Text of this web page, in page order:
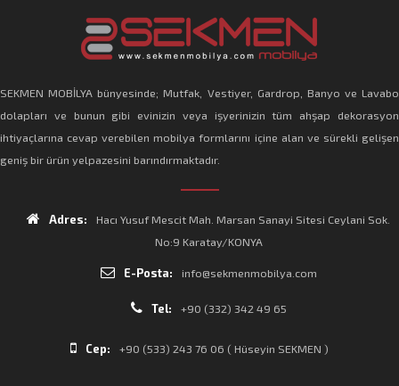
SEKMEN MOBİLYA bünyesinde; Mutfak, Vestiyer, Gardrop, Banyo ve Lavabo
dolapları ve bunun gibi evinizin veya işyerinizin tüm ahşap dekorasyon
ihtiyaçlarına cevap verebilen mobilya formlarını içine alan ve sürekli gelişen
geniş bir ürün yelpazesini barındırmaktadır.
Adres:
Hacı Yusuf Mescit Mah. Marsan Sanayi Sitesi Ceylani Sok.
No:9 Karatay/KONYA
E-Posta: info@sekmenmobilya.com
Tel: +90 (332) 342 49 65
Cep: +90 (533) 243 76 06 ( Hüseyin SEKMEN )